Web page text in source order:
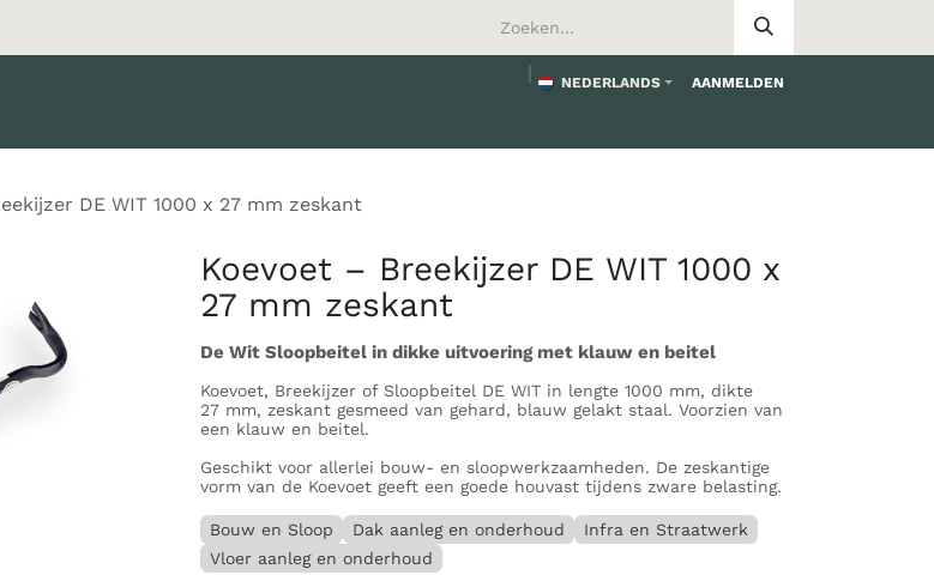
NEDERLANDS AANMELDEN
DE WIT 1000 x 27 mm zeskant
Koevoet – Breekijzer DE WIT 1000 x
27 mm zeskant
De Wit Sloopbeitel in dikke uitvoering met klauw en beitel
Koevoet, Breekijzer of Sloopbeitel DE WIT in lengte 1000 mm, dikte
27 mm, zeskant gesmeed van gehard, blauw gelakt staal. Voorzien van
een klauw en beitel.
Geschikt voor allerlei bouw- en sloopwerkzaamheden. De zeskantige
vorm van de Koevoet geeft een goede houvast tijdens zware belasting.
Bouw en Sloop Dak aanleg en onderhoud
Infra en Straatwerk
Vloer aanleg en onderhoud